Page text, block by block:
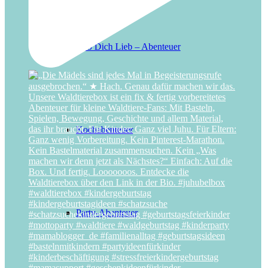
Hab Dich Lieb – Abenteuer
Kochabenteuer
Party-Abenteuer